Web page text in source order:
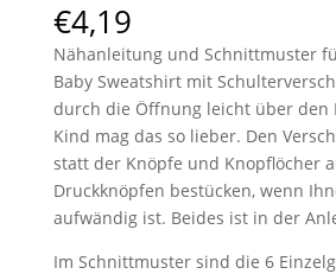
von 5,
basierend
auf
Kundenbewe
rtung
€4,19
Nähanleitung und Schnittmuster
Baby Sweatshirt mit
durch die Öffnung leicht über den
Kind mag das so lieber. Den
statt der Knöpfe und Knopflöcher
Druckknöpfen bestücken, wenn
aufwändig ist. Beides ist in der
Im Schnittmuster sind die 6